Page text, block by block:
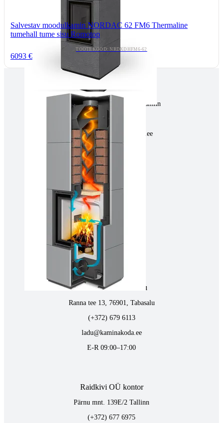
Salvestav moodulkamin NORDAC 62 FM6 Thermaline
tumehall tume sisu Romotop
TOOTEKOOD: NRDXDHFM6-62
6093 €
Tallinnas kaminasalong
Pärnu mnt. 139E/2, 11317, Tallinn
(+372) 677 6977
kaminakoda@kaminakoda.ee
E-R 10:00-18:30
Tartus kivi töötlemine
Tähe 127E, Tartu
(+372) 747 7107
vaino@raidkivi.ee
E-R 09:00–17:00
Tabasalus kamina ladu
Ranna tee 13, 76901, Tabasalu
(+372) 679 6113
ladu@kaminakoda.ee
E-R 09:00–17:00
Raidkivi OÜ kontor
Pärnu mnt. 139E/2 Tallinn
(+372) 677 6975